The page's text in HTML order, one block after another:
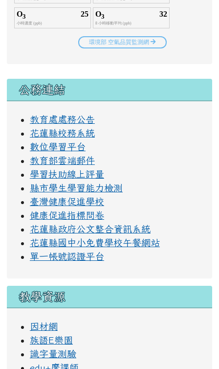
右邊區域內容
公務連結
教育處處務公告
數位學習平台
教育部雲端郵件
縣市學生學習能力檢測
臺灣健康促進學校
健康促進指標問卷